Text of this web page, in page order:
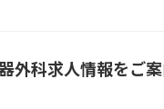
外科求人情報をご案